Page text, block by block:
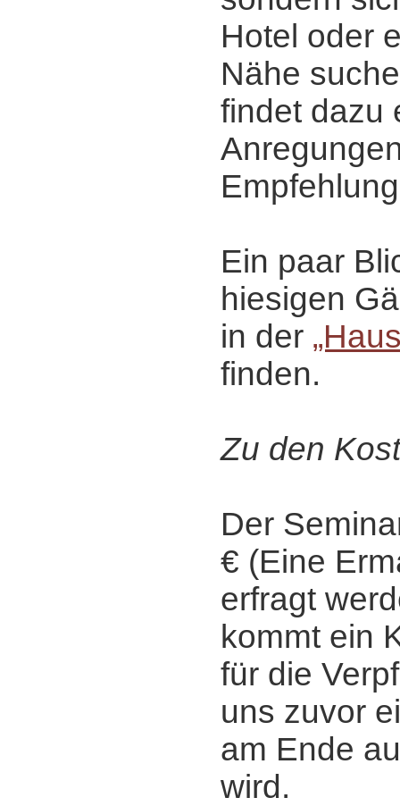
Hotel oder
Nähe
findet dazu
Ein paar
hiesigen
in der
finden.
Zu den
Der
€ (Eine
erfragt
kommt ein
für die
uns zuvor
am Ende
wird.